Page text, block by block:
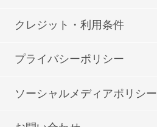
クレジット・利用条件
プライバシーポリシー
ソーシャルメディアポリシー